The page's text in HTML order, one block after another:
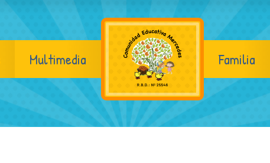
Multimedia Familia